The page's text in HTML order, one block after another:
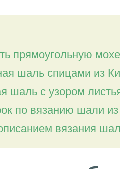
прямоугольную
шаль спицами из
шаль с узором
по вязанию шали
вязания